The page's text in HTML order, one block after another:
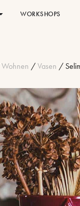
WORKSHOPS
Wohnen /Vasen /